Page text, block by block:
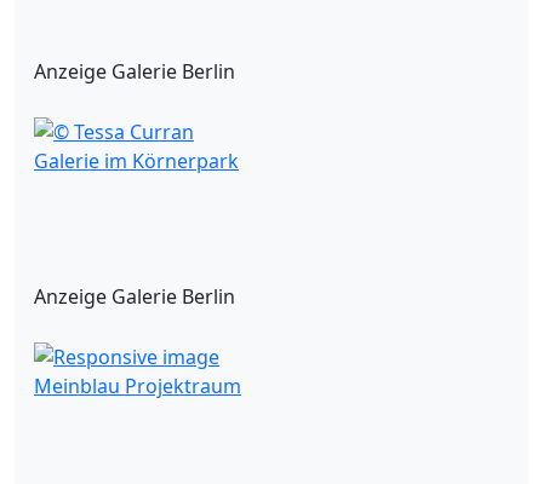
Anzeige Galerie Berlin
Galerie im Körnerpark
Anzeige Galerie Berlin
Meinblau Projektraum